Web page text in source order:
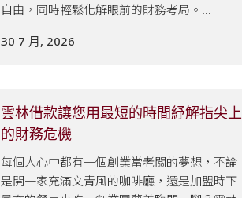
自由，同時輕鬆化解眼前的財務考局。...
30 7 月, 2026
雲林借款讓您用最短的時間紓解指尖上
的財務危機
每個人心中都有一個創業當老闆的夢想，不論
是開一家充滿文青風的咖啡廳，還是加盟時下